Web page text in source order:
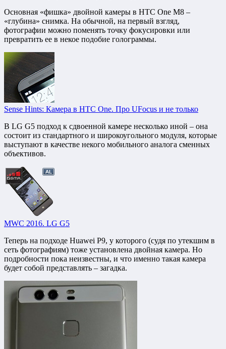
Основная «фишка» двойной камеры в HTC One M8 –
«глубина» снимка. На обычной, на первый взгляд,
фотографии можно поменять точку фокусировки или
превратить ее в некое подобие голограммы.
Sense Hints: Камера в HTC One. Про UFocus и не только
В LG G5 подход к сдвоенной камере несколько иной – она
состоит из стандартного и широкоугольного модуля, которые
выступают в качестве некого мобильного аналога сменных
объективов.
MWC 2016. LG G5
Теперь на подходе Huawei P9, у которого (судя по утекшим в
сеть фотографиям) тоже установлена двойная камера. Но
подробности пока неизвестны, и что именно такая камера
будет собой представлять – загадка.